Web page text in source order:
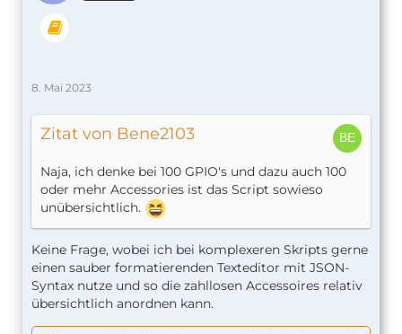
8. Mai 2023
Zitat von Bene2103
Naja, ich denke bei 100 GPIO's und dazu auch 100
oder mehr Accessories ist das Script sowieso
unübersichtlich.
Keine Frage, wobei ich bei komplexeren Skripts gerne
einen sauber formatierenden Texteditor mit JSON-
Syntax nutze und so die zahllosen Accessoires relativ
übersichtlich anordnen kann.